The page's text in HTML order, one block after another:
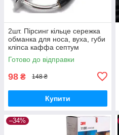
2шт. Пірсинг кільце сережка
обманка для носа, вуха, губи
кліпса каффа септум
(чорний)
Готово до відправки
98 ₴ 148 ₴
Купити
–34%